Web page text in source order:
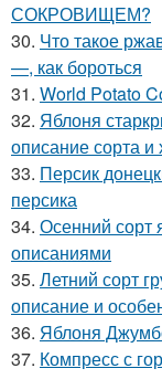
СОКРОВИЩЕМ?
30. Что такое
—, как бороться
31. World Potato
32. Яблоня
описание сорта и
33. Персик
персика
34. Осенний сорт
описаниями
35. Летний сорт
описание и
36. Яблоня
37. Компресс с